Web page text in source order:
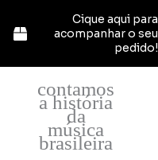
para
Cique aqui para
acompanhar o seu
pedido!
contamos
a história
da
música
brasileira